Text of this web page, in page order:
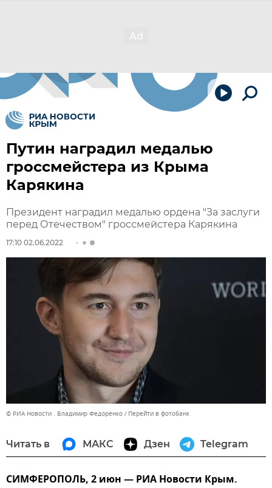
Путин наградил медалью
гроссмейстера из Крыма
Карякина
Президент наградил медалью ордена "За заслуги
перед Отечеством" гроссмейстера Карякина
17:10 02.06.2022
© РИА Новости . Владимир Федоренко Перейти в фотобанк
Читать в МАКС Дзен Telegram
СИМФЕРОПОЛЬ, 2 июн — РИА Новости Крым.